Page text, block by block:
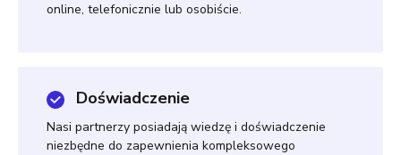
online, telefonicznie lub osobiście.
Doświadczenie
Nasi partnerzy posiadają wiedzę i doświadczenie
niezbędne do zapewnienia kompleksowego